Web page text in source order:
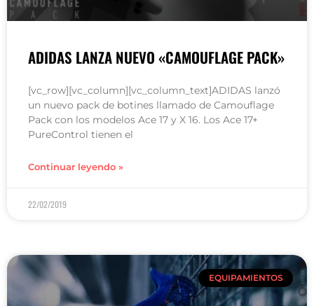
ADIDAS LANZA NUEVO «CAMOUFLAGE PACK»
[vc_row][vc_column][vc_column_text]ADIDAS lanzó
un nuevo pack de botines llamado de Camouflage
Pack con los modelos Ace 17 y X 16. Los Ace 17+
PureControl tienen el
Continuar leyendo »
22/02/2019
EQUIPAMIENTOS